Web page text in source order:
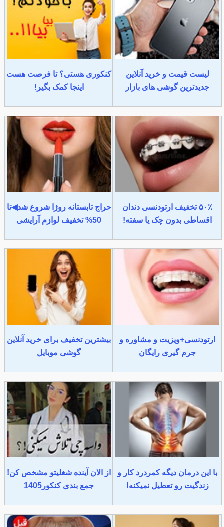
لیست قیمت و خرید آنلاین
جدیدترین گوشی های بازار
کنکوری هستی؟ تا فرصت هست
اینجا کمک بگیر!
۵۰٪ تخفیف ارتودنسی دندان
اقساطی بدون چک یا سفته!
حراج تابستانه روژا شروع شد◀تا
50% تخفیف لوازم آرایشی
ارتودنسی+ویزیت و مشاوره و
جرم گیری رایگان
بیشترین تخفیف برای خرید آنلاین
گوشی موبایل
با این درمان دیگه کمردرد کار و
زندگیت رو تعطیل نمیکنه!
از الان آینده شغلیتو مشخص کن!
جمع بندی کنکور1405